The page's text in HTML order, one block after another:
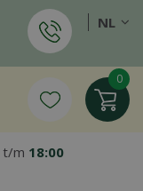
t/m 18:00
NL